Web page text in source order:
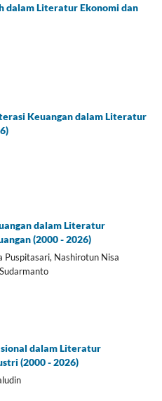
dalam Literatur Ekonomi dan
Keuangan dalam Literatur
dalam Literatur
(2000 - 2026)
Puspitasari, Nashirotun Nisa
dalam Literatur
(2000 - 2026)